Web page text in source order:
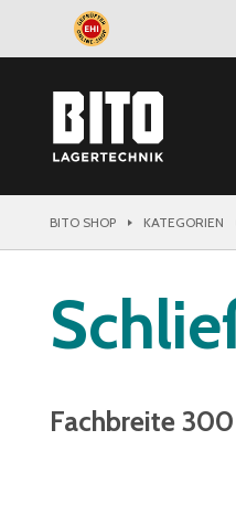
BITO SHOP KATEGORIEN
Fachbreite